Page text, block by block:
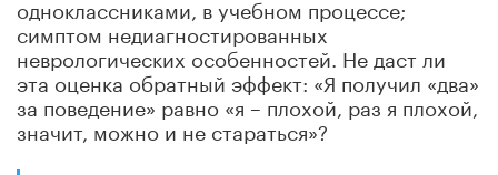
одноклассниками, в учебном процессе;
симптом недиагностированных
неврологических особенностей. Не даст ли
эта оценка обратный эффект: «Я получил «два»
за поведение» равно «я – плохой, раз я плохой,
значит, можно и не стараться»?